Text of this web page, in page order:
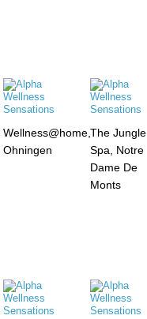
Wellness@home,
Ohningen
The Jungle
Spa, Notre
Dame De
Monts